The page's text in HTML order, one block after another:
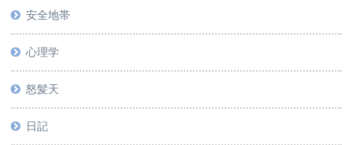
安全地帯
心理学
怒髪天
日記